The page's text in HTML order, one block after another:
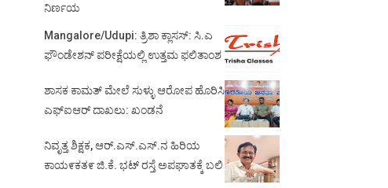
ನಿರ್ಣಯ
Mangalore/Udupi: ತ್ರಿಶಾ ಕ್ಲಾಸಸ್: ಸಿ.ಎ
ಫೌಂಡೇಶನ್ ಪರೀಕ್ಷೆಯಲ್ಲಿ ಉತ್ತಮ ಫಲಿತಾಂಶ
ಶಾಸಕ ಕಾಮತ್ ಮೇಲೆ ಸುಳ್ಳು ಆರೋಪ ಹೊರಿಸಿ
ಎಫ್‌ಐಆರ್ ದಾಖಲು: ಖಂಡನೆ
ನಿವೃತ್ತ ಶಿಕ್ಷಕ, ಆರ್.ಎಸ್.ಎಸ್.ನ ಹಿರಿಯ
ಕಾಯ೯ಕತ೯ ಜಿ.ಕೆ. ಭಟ್ ರಸ್ತೆ ಅಪಘಾತಕ್ಕೆ ಬಲಿ